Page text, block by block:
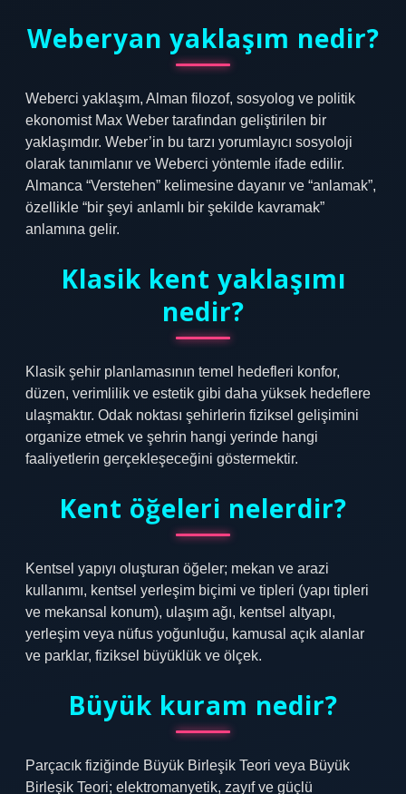
Weberyan yaklaşım nedir?
Weberci yaklaşım, Alman filozof, sosyolog ve politik
ekonomist Max Weber tarafından geliştirilen bir
yaklaşımdır. Weber’in bu tarzı yorumlayıcı sosyoloji
olarak tanımlanır ve Weberci yöntemle ifade edilir.
Almanca “Verstehen” kelimesine dayanır ve “anlamak”,
özellikle “bir şeyi anlamlı bir şekilde kavramak”
anlamına gelir.
Klasik kent yaklaşımı
nedir?
Klasik şehir planlamasının temel hedefleri konfor,
düzen, verimlilik ve estetik gibi daha yüksek hedeflere
ulaşmaktır. Odak noktası şehirlerin fiziksel gelişimini
organize etmek ve şehrin hangi yerinde hangi
faaliyetlerin gerçekleşeceğini göstermektir.
Kent öğeleri nelerdir?
Kentsel yapıyı oluşturan öğeler; mekan ve arazi
kullanımı, kentsel yerleşim biçimi ve tipleri (yapı tipleri
ve mekansal konum), ulaşım ağı, kentsel altyapı,
yerleşim veya nüfus yoğunluğu, kamusal açık alanlar
ve parklar, fiziksel büyüklük ve ölçek.
Büyük kuram nedir?
Parçacık fiziğinde Büyük Birleşik Teori veya Büyük
Birleşik Teori; elektromanyetik, zayıf ve güçlü